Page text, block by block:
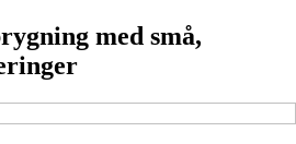
med små,